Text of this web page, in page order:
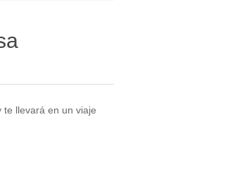
te llevará en un viaje